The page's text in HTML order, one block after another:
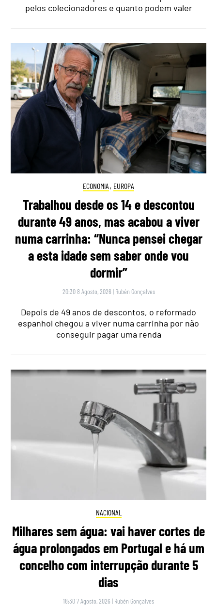
pelos colecionadores e quanto podem valer
ECONOMIA , EUROPA
Trabalhou desde os 14 e descontou
durante 49 anos, mas acabou a viver
numa carrinha: “Nunca pensei chegar
a esta idade sem saber onde vou
dormir”
20:30 8 Agosto, 2026 | Rubén Gonçalves
Depois de 49 anos de descontos, o reformado
espanhol chegou a viver numa carrinha por não
conseguir pagar uma renda
NACIONAL
Milhares sem água: vai haver cortes de
água prolongados em Portugal e há um
concelho com interrupção durante 5
dias
18:30 7 Agosto, 2026 | Rubén Gonçalves